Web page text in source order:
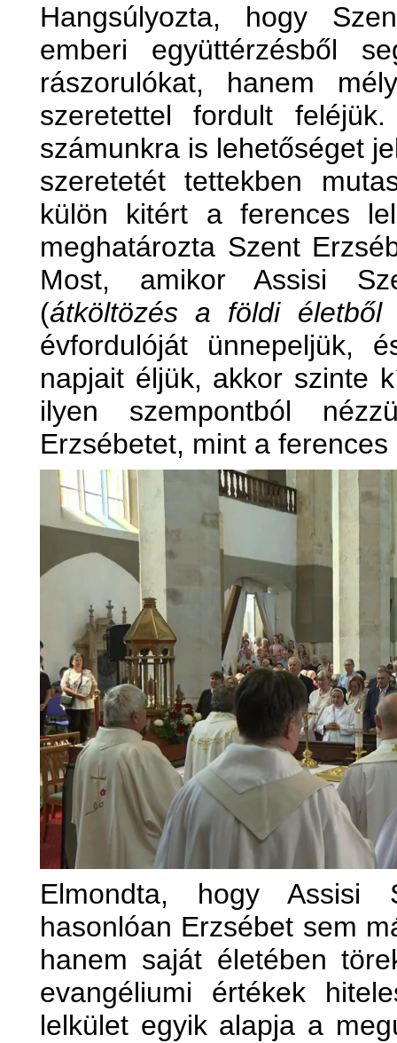
Hangsúlyozta, hogy
emberi együttérzésből
rászorulókat, hanem
szeretettel fordult
számunkra is lehetőséget
szeretetét tettekben
külön kitért a ferences
meghatározta Szent
Most, amikor Assisi
(átköltözés a földi
évfordulóját ünnepeljük,
napjait éljük, akkor szinte
ilyen szempontból
Erzsébetet, mint a
Elmondta, hogy Assisi
hasonlóan Erzsébet sem
hanem saját életében
evangéliumi értékek
lelkület egyik alapja a